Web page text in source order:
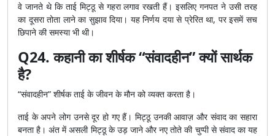
वे जानते थे कि ताई मिट्ठू से गहरा लगाव रखती हैं। इसलिए गनपत ने उसी तरह
का दूसरा तोता लाने का सुझाव दिया। यह निर्णय दया से प्रेरित था, पर इसमें सच
छिपाने की समस्या भी थी।
Q24. कहानी का शीर्षक “संवादहीन” क्यों सार्थक
है?
“संवादहीन” शीर्षक ताई के जीवन के मौन को व्यक्त करता है।
ताई के अपने लोग उनसे दूर हो गए हैं। मिट्ठू उनकी आवाज़ और संवाद का सहारा
बनता है। अंत में असली मिट्ठू के उड़ जाने और नए तोते की चुप्पी से संवाद का यह